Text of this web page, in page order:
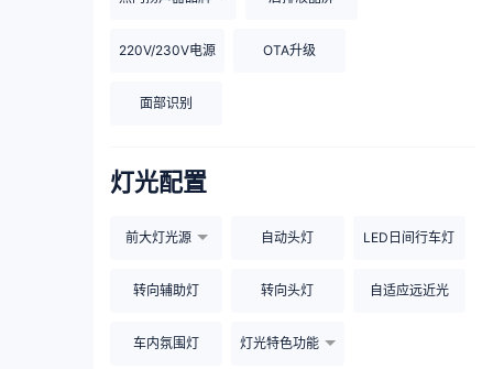
220V/230V电源 OTA升级
面部识别
灯光配置
前大灯光源 自动头灯 LED日间行车灯
转向辅助灯 转向头灯 自适应远近光
车内氛围灯 灯光特色功能